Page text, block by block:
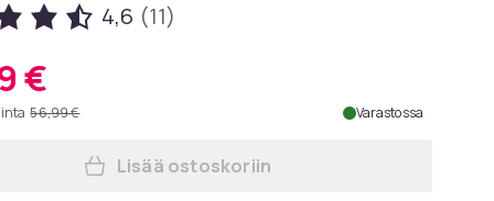
4,6 (11)
€
56,99 € Varastossa
Lisää Dolce & Gabbana Light Blue
Lisää ostoskoriin